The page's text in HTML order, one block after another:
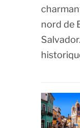
nord de